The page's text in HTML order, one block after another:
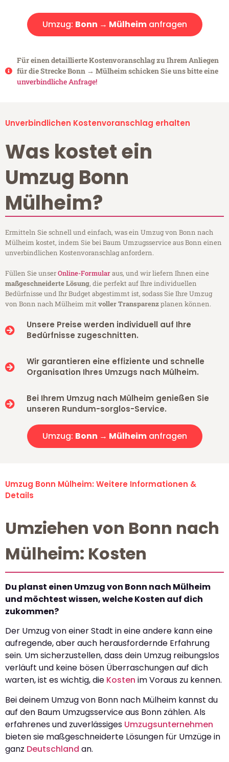
Umzug: Bonn → Mülheimanfragen
Für einen detaillierte Kostenvoranschlag zu Ihrem Anliegen
für die Strecke Bonn → Mülheim schicken Sie uns bitte eine
unverbindliche Anfrage!
Unverbindlichen Kostenvoranschlag erhalten
Was kostet ein
Umzug Bonn
Mülheim?
Ermitteln Sie schnell und einfach, was ein Umzug von Bonn nach
Mülheim kostet, indem Sie bei Baum Umzugsservice aus Bonn einen
unverbindlichen Kostenvoranschlag anfordern.
Füllen Sie unserOnline-Formularaus, und wir liefern Ihnen eine
maßgeschneiderte Lösung, die perfekt auf Ihre individuellen
Bedürfnisse und Ihr Budget abgestimmt ist, sodass Sie Ihre Umzug
von Bonn nach Mülheim mitvoller Transparenzplanen können.
Unsere Preise werden individuell auf Ihre
Bedürfnisse zugeschnitten.
Wir garantieren eine effiziente und schnelle
Organisation Ihres Umzugs nach Mülheim.
Bei Ihrem Umzug nach Mülheim genießen Sie
unseren Rundum-sorglos-Service.
Umzug: Bonn → Mülheimanfragen
Umzug Bonn Mülheim: Weitere Informationen &
Details
Umziehen von Bonn nach
Mülheim: Kosten
Du planst einen Umzug von Bonn nach Mülheim
und möchtest wissen, welche Kosten auf dich
zukommen?
Der Umzug von einer Stadt in eine andere kann eine
aufregende, aber auch herausfordernde Erfahrung
sein. Um sicherzustellen, dass dein Umzug reibungslos
verläuft und keine bösen Überraschungen auf dich
warten, ist es wichtig, die Kosten im Voraus zu kennen.
Bei deinem Umzug von Bonn nach Mülheim kannst du
auf den Baum Umzugsservice aus Bonn zählen. Als
erfahrenes und zuverlässiges Umzugsunternehmen
bieten sie maßgeschneiderte Lösungen für Umzüge in
ganz Deutschland an.